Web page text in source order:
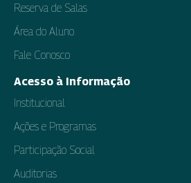
Reserva de Salas
Área do Aluno
Fale Conosco
Acesso à Informação
Institucional
Ações e Programas
Participação Social
Auditorias